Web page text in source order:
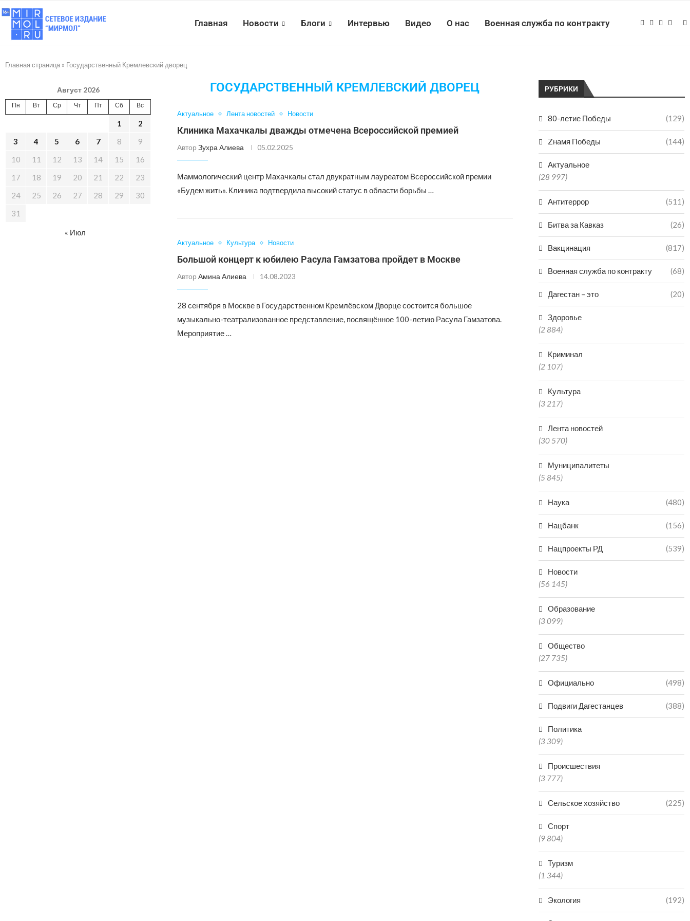
Главная Новости Блоги Интервью Видео О нас Военная служба по контракту
Главная страница » Государственный Кремлевский дворец
ГОСУДАРСТВЕННЫЙ КРЕМЛЕВСКИЙ ДВОРЕЦ
Актуальное Лента новостей Новости
Клиника Махачкалы дважды отмечена Всероссийской премией
Автор Зухра Алиева 05.02.2025
Маммологический центр Махачкалы стал двукратным лауреатом Всероссийской премии
«Будем жить». Клиника подтвердила высокий статус в области борьбы …
Актуальное Культура Новости
Большой концерт к юбилею Расула Гамзатова пройдет в Москве
Автор Амина Алиева 14.08.2023
28 сентября в Москве в Государственном Кремлёвском Дворце состоится большое
музыкально-театрализованное представление, посвящённое 100-летию Расула Гамзатова.
Мероприятие …
РУБРИКИ
80-летие Победы (129)
Zнамя Победы (144)
Актуальное
(28 997)
Антитеррор (511)
Битва за Кавказ (26)
Вакцинация (817)
Военная служба по контракту (68)
Дагестан – это (20)
Здоровье
(2 884)
Криминал
(2 107)
Культура
(3 217)
Лента новостей
(30 570)
Муниципалитеты
(5 845)
Наука (480)
Нацбанк (156)
Нацпроекты РД (539)
Новости
(56 145)
Образование
(3 099)
Общество
(27 735)
Официально (498)
Подвиги Дагестанцев (388)
Политика
(3 309)
Происшествия
(3 777)
Сельское хозяйство (225)
Спорт
(9 804)
Туризм
(1 344)
Экология (192)
Август 2026
Пн Вт Ср Чт Пт Сб Вс
1
2
3
4 5 6 7 8
9
10
11 12 13 14 15
16
17
18 19 20 21 22
23
24
25 26 27 28 29
30
31
« Июл